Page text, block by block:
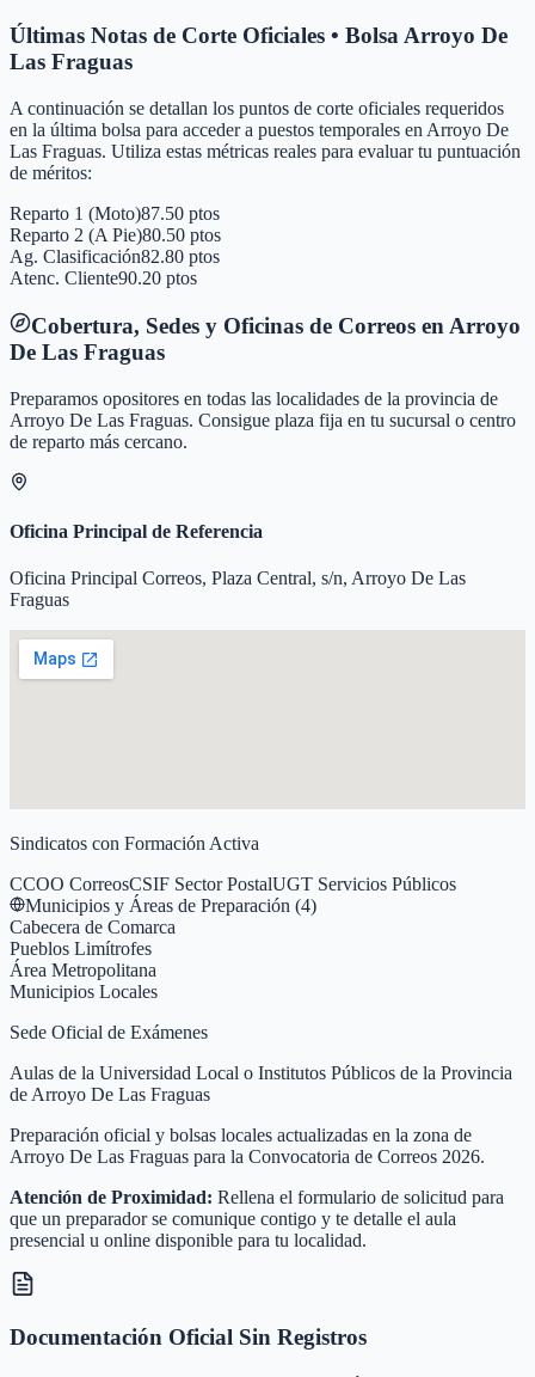
Últimas Notas de Corte Oficiales • BolsaArroyo De
Las Fraguas
A continuación se detallan los puntos de corte oficiales requeridos
en la última bolsa para acceder a puestos temporales en Arroyo De
Las Fraguas. Utiliza estas métricas reales para evaluar tu puntuación
de méritos:
Reparto 1 (Moto)87.50 ptos
Reparto 2 (A Pie)80.50 ptos
Ag. Clasificación82.80 ptos
Atenc. Cliente90.20 ptos
Cobertura, Sedes y Oficinas de Correos en Arroyo
De Las Fraguas
Preparamos opositores en todas las localidades de la provincia de
Arroyo De Las Fraguas. Consigue plaza fija en tu sucursal o centro
de reparto más cercano.
Oficina Principal de Referencia
Oficina Principal Correos, Plaza Central, s/n, Arroyo De Las
Fraguas
Sindicatos con Formación Activa
CCOO CorreosCSIF Sector PostalUGT Servicios Públicos
Municipios y Áreas de Preparación (4)
Cabecera de Comarca
Pueblos Limítrofes
Área Metropolitana
Municipios Locales
Sede Oficial de Exámenes
Aulas de la Universidad Local o Institutos Públicos de la Provincia
de Arroyo De Las Fraguas
Preparación oficial y bolsas locales actualizadas en la zona de
Arroyo De Las Fraguas para la Convocatoria de Correos 2026.
Atención de Proximidad: Rellena el formulario de solicitud para
que un preparador se comunique contigo y te detalle el aula
presencial u online disponible para tu localidad.
Documentación Oficial Sin Registros